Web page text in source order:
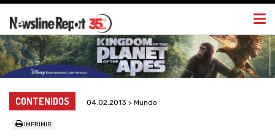
CONTENIDOS 04.02.2013 > Mundo
IMPRIMIR